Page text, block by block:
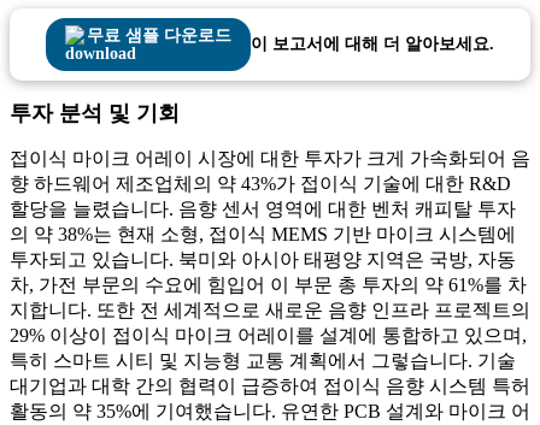
무료 샘플 다운로드 이 보고서에 대해 더 알아보세요.
투자 분석 및 기회
접이식 마이크 어레이 시장에 대한 투자가 크게 가속화되어 음
향 하드웨어 제조업체의 약 43%가 접이식 기술에 대한 R&D
할당을 늘렸습니다. 음향 센서 영역에 대한 벤처 캐피탈 투자
의 약 38%는 현재 소형, 접이식 MEMS 기반 마이크 시스템에
투자되고 있습니다. 북미와 아시아 태평양 지역은 국방, 자동
차, 가전 부문의 수요에 힘입어 이 부문 총 투자의 약 61%를 차
지합니다. 또한 전 세계적으로 새로운 음향 인프라 프로젝트의
29% 이상이 접이식 마이크 어레이를 설계에 통합하고 있으며,
특히 스마트 시티 및 지능형 교통 계획에서 그렇습니다. 기술
대기업과 대학 간의 협력이 급증하여 접이식 음향 시스템 특허
활동의 약 35%에 기여했습니다. 유연한 PCB 설계와 마이크 어